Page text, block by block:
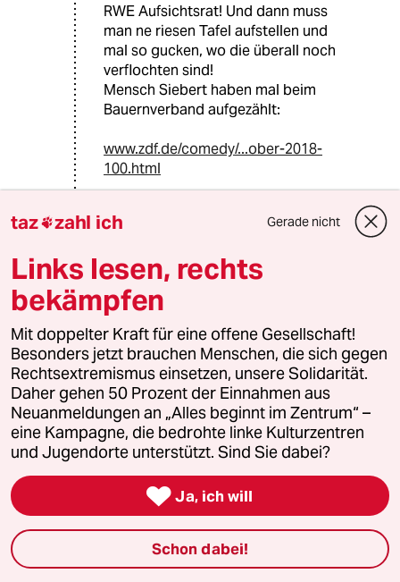
RWE Aufsichtsrat! Und dann muss
man ne riesen Tafel aufstellen und
mal so gucken, wo die überall noch
verflochten sind!
Mensch Siebert haben mal beim
Bauernverband aufgezählt:
www.zdf.de/comedy/...ober-2018-
100.html
17:23 Uhr
@Maria Vorwerk:
"war schon meine Erwartung an
rotgrün"
Ist das nicht bereits ein Fehler -
etwas/viel von Parteien zu erwarten?
Ich bin da eher bei Jette Porz. Ich
würde zudem keine Forderung
stellen. Damit würde ich das
politische System legitimieren. Ich
erklärte mich dadurch immer noch
abhängig von anderen Menschen, die
an meiner Stelle handeln/entscheiden
taz zahl ich Gerade nicht
Links lesen, rechts
bekämpfen
Mit doppelter Kraft für eine offene Gesellschaft!
Besonders jetzt brauchen Menschen, die sich gegen
Rechtsextremismus einsetzen, unsere Solidarität.
Daher gehen 50 Prozent der Einnahmen aus
Neuanmeldungen an „Alles beginnt im Zentrum“ –
eine Kampagne, die bedrohte linke Kulturzentren
und Jugendorte unterstützt. Sind Sie dabei?
 Ja, ich will
Schon dabei!